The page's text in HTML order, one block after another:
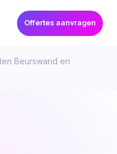
Offertes aanvragen
Beurswand en